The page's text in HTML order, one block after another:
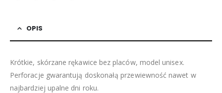
OPIS
Krótkie, skórzane rękawice bez placów, model unisex.
Perforacje gwarantują doskonałą przewiewność nawet w
najbardziej upalne dni roku.